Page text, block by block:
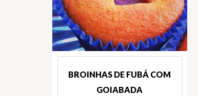
BROINHAS DE FUBÁ COM
GOIABADA